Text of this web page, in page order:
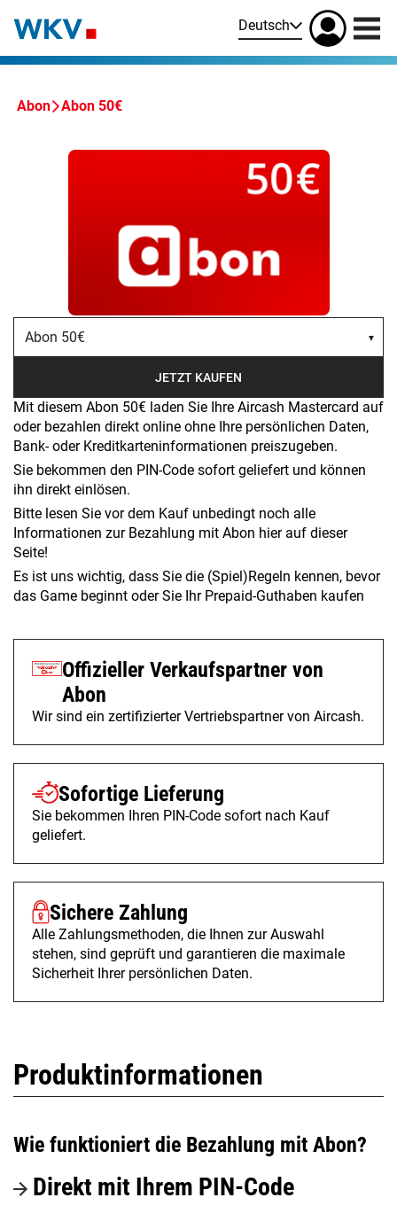
Deutsch
Abon Abon 50€
Abon 50€
JETZT KAUFEN
Mit diesem Abon 50€ laden Sie Ihre Aircash Mastercard auf
oder bezahlen direkt online ohne Ihre persönlichen Daten,
Bank- oder Kreditkarteninformationen preiszugeben.
Sie bekommen den PIN-Code sofort geliefert und können
ihn direkt einlösen.
Bitte lesen Sie vor dem Kauf unbedingt noch alle
Informationen zur Bezahlung mit Abon hier auf dieser
Seite!
Es ist uns wichtig, dass Sie die (Spiel)Regeln kennen, bevor
das Game beginnt oder Sie Ihr Prepaid-Guthaben kaufen
Offizieller Verkaufspartner von
Abon
Wir sind ein zertifizierter Vertriebspartner von Aircash.
Sofortige Lieferung
Sie bekommen Ihren PIN-Code sofort nach Kauf
geliefert.
Sichere Zahlung
Alle Zahlungsmethoden, die Ihnen zur Auswahl
stehen, sind geprüft und garantieren die maximale
Sicherheit Ihrer persönlichen Daten.
Produktinformationen
Wie funktioniert die Bezahlung mit Abon?
Direkt mit Ihrem PIN-Code